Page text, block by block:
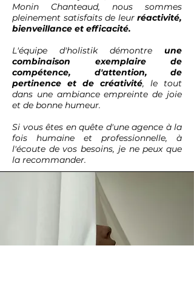
Monin Chanteaud, nous sommes
pleinement satisfaits de leur réactivité,
bienveillance et efficacité.
L'équipe d'holistik démontre une
combinaison exemplaire de
compétence, d'attention, de
pertinence et de créativité, le tout
dans une ambiance empreinte de joie
et de bonne humeur.
Si vous êtes en quête d'une agence à la
fois humaine et professionnelle, à
l'écoute de vos besoins, je ne peux que
la recommander.